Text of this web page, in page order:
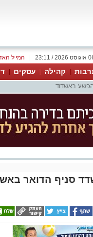
המייל 2026 / 23:11
קהילה עסקים
הפשע באשדוד
סניף הדואר